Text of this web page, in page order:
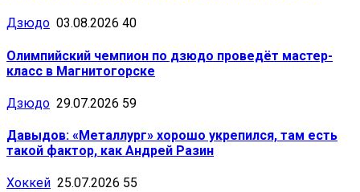
Дзюдо 03.08.2026 40
Олимпийский чемпион по дзюдо проведёт мастер-
класс в Магнитогорске
Дзюдо 29.07.2026 59
Давыдов: «Металлург» хорошо укрепился, там есть
такой фактор, как Андрей Разин
Хоккей 25.07.2026 55